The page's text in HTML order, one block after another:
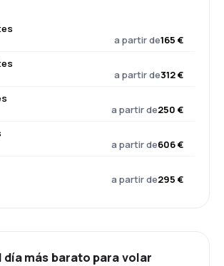
a partir de165 €
a partir de312 €
a partir de250 €
a partir de606 €
a partir de295 €
día más barato para volar